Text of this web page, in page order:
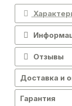
Отзывы
Доставка и
Гарантия